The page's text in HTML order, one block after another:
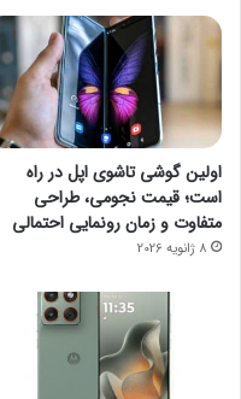
اولین گوشی تاشوی اپل در راه
است؛ قیمت نجومی، طراحی
متفاوت و زمان رونمایی احتمالی
8 ژانویه 2026